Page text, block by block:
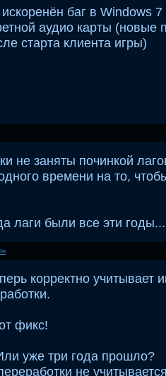
баг в Windows
аудио карты (новые
старта клиента игры)
не заняты починкой
времени на то,
лаги были все эти годы...
корректно учитывает
фикс!
уже три года прошло?
не